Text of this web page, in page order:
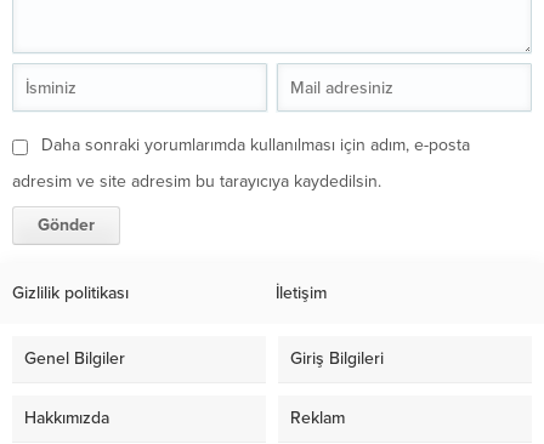
Daha sonraki yorumlarımda kullanılması için adım, e-posta
adresim ve site adresim bu tarayıcıya kaydedilsin.
Gizlilik politikası İletişim
Genel Bilgiler Giriş Bilgileri
Hakkımızda Reklam